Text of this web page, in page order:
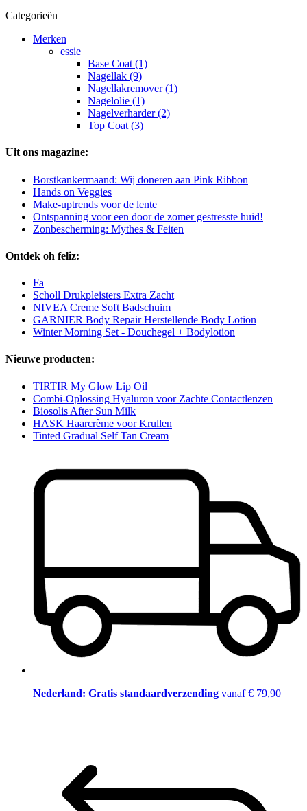
Categorieën
Merken
essie
Base Coat (1)
Nagellak (9)
Nagellakremover (1)
Nagelolie (1)
Nagelverharder (2)
Top Coat (3)
Uit ons magazine:
Borstkankermaand: Wij doneren aan Pink Ribbon
Hands on Veggies
Make-uptrends voor de lente
Ontspanning voor een door de zomer gestresste huid!
Zonbescherming: Mythes & Feiten
Ontdek oh feliz:
Fa
Scholl Drukpleisters Extra Zacht
NIVEA Creme Soft Badschuim
GARNIER Body Repair Herstellende Body Lotion
Winter Morning Set - Douchegel + Bodylotion
Nieuwe producten:
TIRTIR My Glow Lip Oil
Combi-Oplossing Hyaluron voor Zachte Contactlenzen
Biosolis After Sun Milk
HASK Haarcrème voor Krullen
Tinted Gradual Self Tan Cream
Nederland: Gratis standaardverzending vanaf € 79,90